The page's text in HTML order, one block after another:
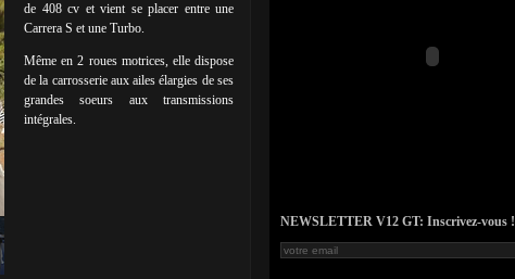
de 408 cv et vient se placer entre une
Carrera S et une Turbo.
Même en 2 roues motrices, elle dispose
de la carrosserie aux ailes élargies de ses
grandes soeurs aux transmissions
intégrales.
NEWSLETTER V12 GT: Inscrivez-vous !